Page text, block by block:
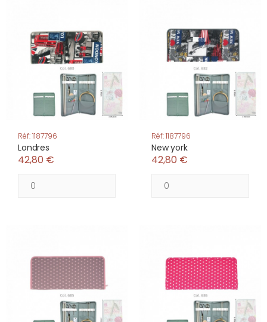
Réf: 1187796
Londres
42,80 €
Réf: 1187796
New york
42,80 €